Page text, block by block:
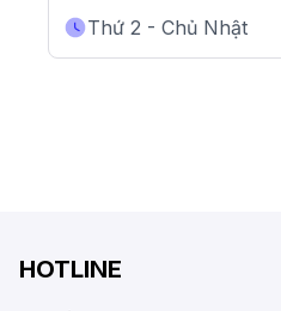
Thứ 2 - Chủ Nhật
HOTLINE